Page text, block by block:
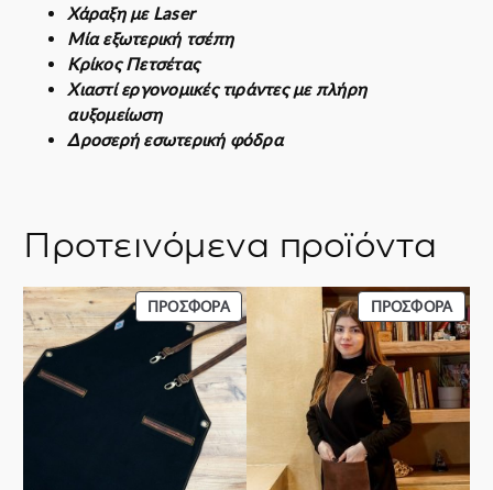
2
0
2
2
π
ο
η
α
Χάραξη με Laser
Μία εξωτερική τσέπη
Κρίκος Πετσέτας
Χιαστί εργονομικές τιράντες με πλήρη
αυξομείωση
Δροσερή εσωτερική φόδρα
Προτεινόμενα προϊόντα
ΠΡΟΣΦΟΡΆΠΡΟΪΌΝ
ΣΕ
ΠΡΟΣΦΟΡΆ
ΠΡΟΣΦΟΡΆ
ΣΕ